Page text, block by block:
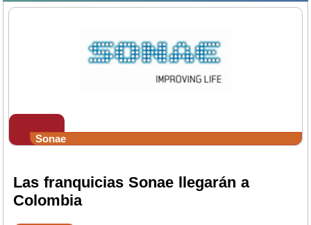
Sonae
Las franquicias Sonae llegarán a
Colombia